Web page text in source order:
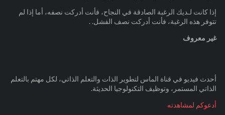
إذا كانت لـديك الرغبة الصادقة في النجاح، فأنت أدركت نصفه، أما إذا لم
تتوفر هذه الرغبة، فأنت أدركت نصف الفشل. .
غير معروف
أحدث فيديو في قناة الماس لتطوير الذات والتعلم الذاتي، لكل مهتم بالتعلم
الذاتي المستمر، وتوظيف التكنولوجيا الحديثة.
أدعوكم لمشاهدته